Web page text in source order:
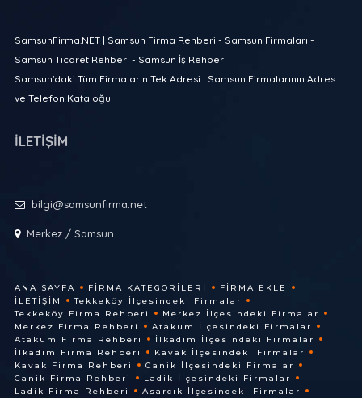
SamsunFirma.NET | Samsun Firma Rehberi - Samsun Firmaları -
Samsun Ticaret Rehberi - Samsun İş Rehberi
Samsun'daki Tüm Firmaların Tek Adresi | Samsun Firmalarının Adres
ve Telefon Kataloğu
İLETİŞİM
bilgi@samsunfirma.net
Merkez / Samsun
ANA SAYFA FIRMA KATEGORILERI
FIRMA EKLE
İLETIŞIM
Tekkeköy İlçesindeki Firmalar
Tekkeköy Firma Rehberi
Merkez İlçesindeki Firmalar
Merkez Firma Rehberi
Atakum İlçesindeki Firmalar
Atakum Firma Rehberi
İlkadım İlçesindeki Firmalar
İlkadım Firma Rehberi
Kavak İlçesindeki Firmalar
Kavak Firma Rehberi
Canik İlçesindeki Firmalar
Canik Firma Rehberi
Ladik İlçesindeki Firmalar
Ladik Firma Rehberi
Asarcık İlçesindeki Firmalar